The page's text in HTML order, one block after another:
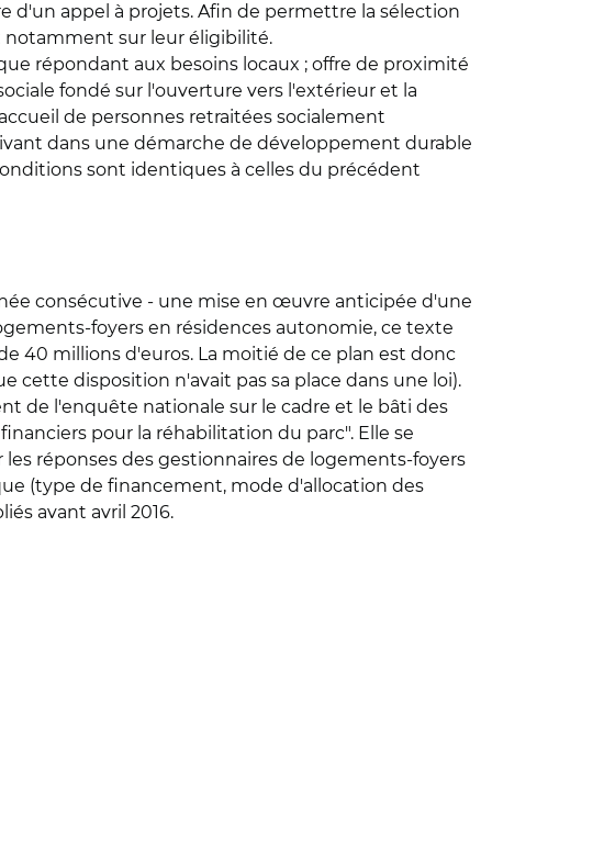
d'un appel à projets. Afin de permettre la sélection
notamment sur leur éligibilité.
répondant aux besoins locaux ; offre de proximité
fondé sur l'ouverture vers l'extérieur et la
de personnes retraitées socialement
dans une démarche de développement durable
sont identiques à celles du précédent
consécutive - une mise en œuvre anticipée d'une
foyers en résidences autonomie, ce texte
40 millions d'euros. La moitié de ce plan est donc
cette disposition n'avait pas sa place dans une loi).
de l'enquête nationale sur le cadre et le bâti des
pour la réhabilitation du parc". Elle se
les réponses des gestionnaires de logements-foyers
(type de financement, mode d'allocation des
avant avril 2016.